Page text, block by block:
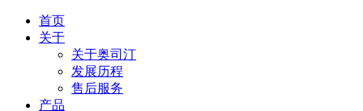
首页
关于
关于奥司汀
发展历程
售后服务
产品